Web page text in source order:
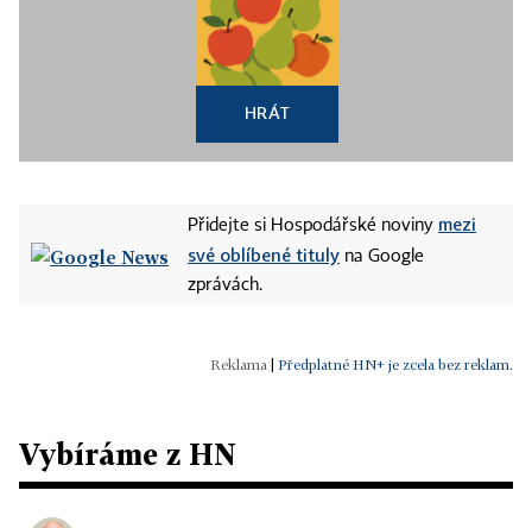
HRÁT
Přidejte si Hospodářské noviny mezi
své oblíbené tituly na Google
zprávách.
Předplatné HN+ je zcela bez reklam.
Vybíráme z HN